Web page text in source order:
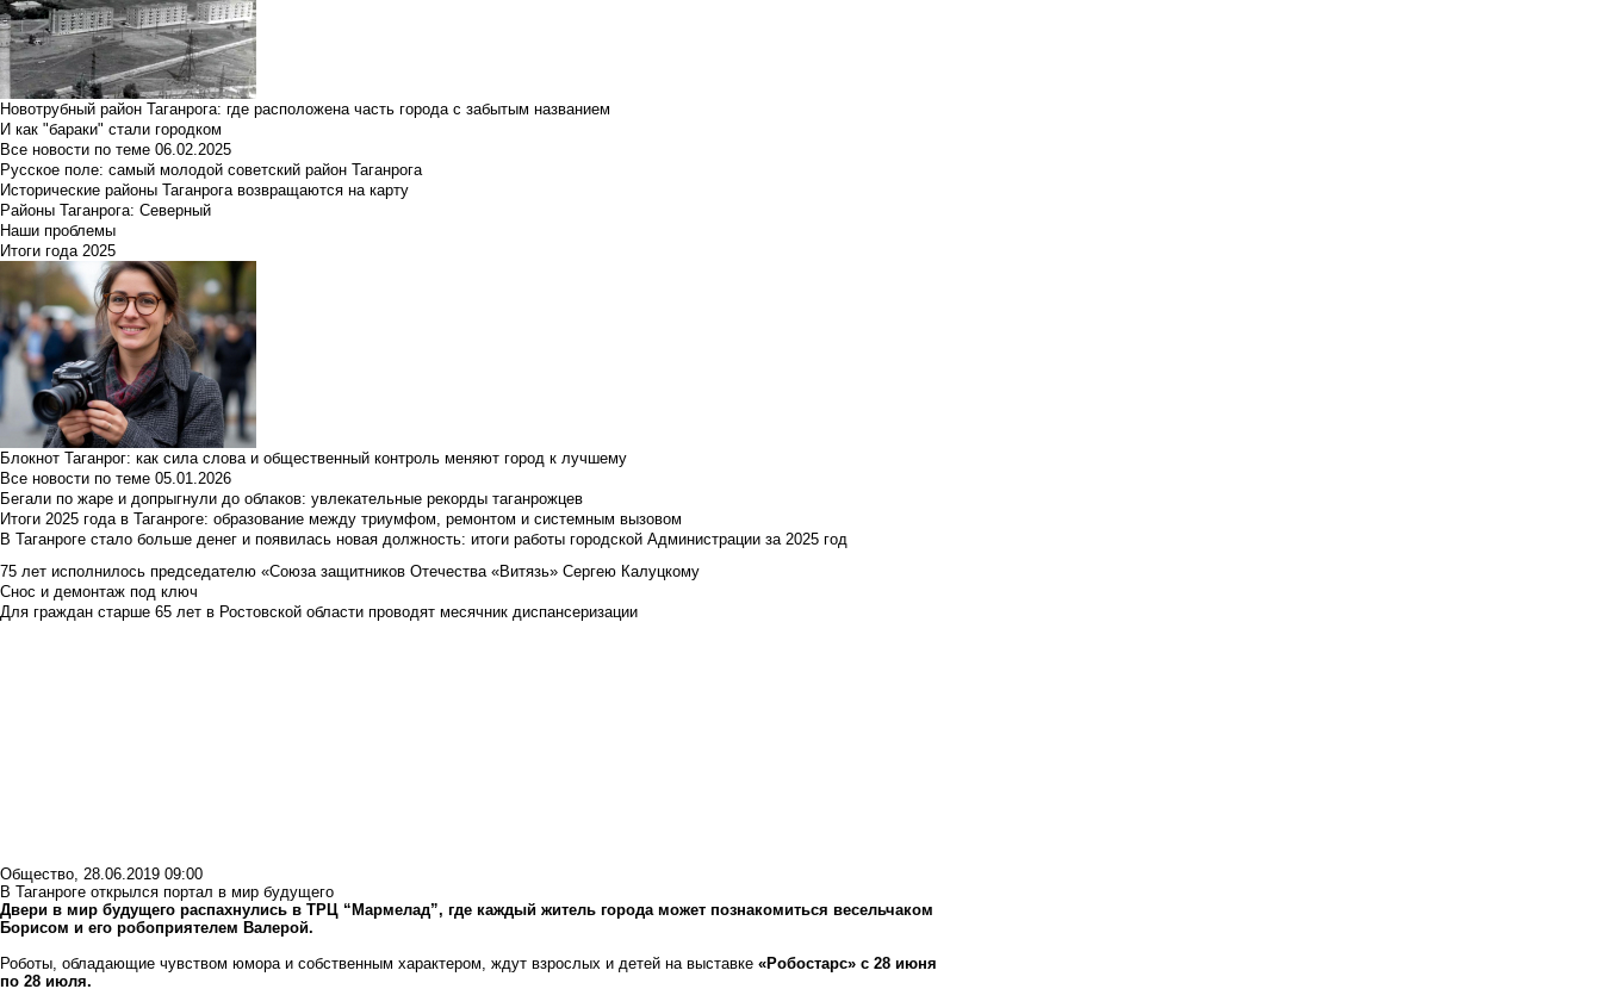
Новотрубный район Таганрога: где расположена часть города с забытым названием
И как "бараки" стали городком
Все новости по теме 06.02.2025
Русское поле: самый молодой советский район Таганрога
Исторические районы Таганрога возвращаются на карту
Районы Таганрога: Северный
Наши проблемы
Итоги года 2025
Блокнот Таганрог: как сила слова и общественный контроль меняют город к лучшему
Все новости по теме 05.01.2026
Бегали по жаре и допрыгнули до облаков: увлекательные рекорды таганрожцев
Итоги 2025 года в Таганроге: образование между триумфом, ремонтом и системным вызовом
В Таганроге стало больше денег и появилась новая должность: итоги работы городской Администрации за 2025 год
75 лет исполнилось председателю «Союза защитников Отечества «Витязь» Сергею Калуцкому
Снос и демонтаж под ключ
Для граждан старше 65 лет в Ростовской области проводят месячник диспансеризации
Общество, 28.06.2019 09:00
В Таганроге открылся портал в мир будущего
Двери в мир будущего распахнулись в ТРЦ “Мармелад”, где каждый житель города может познакомиться весельчаком
Борисом и его робоприятелем Валерой.
Роботы, обладающие чувством юмора и собственным характером, ждут взрослых и детей на выставке «Робостарс» с 28 июня
по 28 июля.